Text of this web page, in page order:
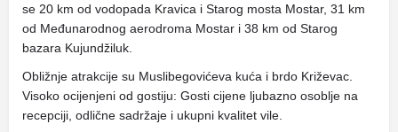
se 20 km od vodopada Kravica i Starog mosta Mostar, 31 km
od Međunarodnog aerodroma Mostar i 38 km od Starog
bazara Kujundžiluk.
Obližnje atrakcije su Muslibegovićeva kuća i brdo Križevac.
Visoko ocijenjeni od gostiju: Gosti cijene ljubazno osoblje na
recepciji, odlične sadržaje i ukupni kvalitet vile.